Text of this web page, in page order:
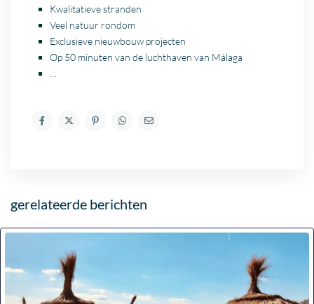
Kwalitatieve stranden
Veel natuur rondom
Exclusieve nieuwbouw projecten
Op 50 minuten van de luchthaven van Málaga
gerelateerde berichten